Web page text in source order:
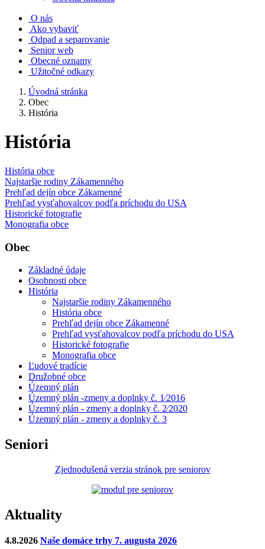
O nás
Ako vybaviť
Odpad a separovanie
Senior web
Obecné oznamy
Užitočné odkazy
Úvodná stránka
Obec
História
História
História obce
Najstaršie rodiny Zákamenného
Prehľad dejín obce Zákamenné
Prehľad vysťahovalcov podľa príchodu do USA
Historické fotografie
Monografia obce
Obec
Základné údaje
Osobnosti obce
História
Najstaršie rodiny Zákamenného
História obce
Prehľad dejín obce Zákamenné
Prehľad vysťahovalcov podľa príchodu do USA
Historické fotografie
Monografia obce
Ľudové tradície
Družobné obce
Územný plán
Územný plán -zmeny a doplnky č. 1⁄2016
Územný plán - zmeny a doplnky č. 2⁄2020
Územný plán - zmeny a doplnky č. 3
Seniori
Zjednodušená verzia stránok pre seniorov
Aktuality
4.8.2026 Naše domáce trhy 7. augusta 2026